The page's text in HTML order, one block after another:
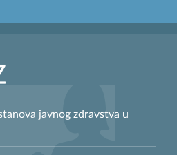
javnog zdravstva u